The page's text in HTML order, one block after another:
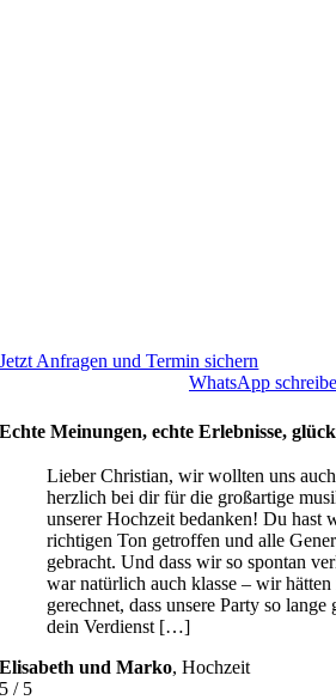
Jetzt Anfragen und Termin sichern
WhatsApp
Echte Meinungen, echte Erlebnisse,
Lieber Christian, wir wollten uns
herzlich bei dir für die großartige
unserer Hochzeit bedanken! Du hast
richtigen Ton getroffen und alle
gebracht. Und dass wir so spontan
war natürlich auch klasse – wir
gerechnet, dass unsere Party so
dein Verdienst […]
Elisabeth und Marko,Hochzeit
5 / 5